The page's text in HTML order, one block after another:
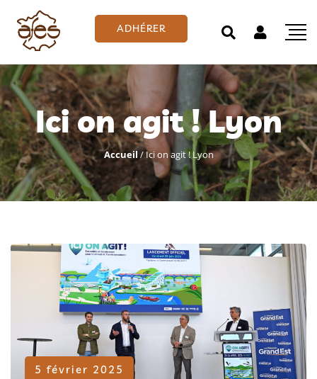
ADHÉRER
Ici on agit ! Lyon
Accueil/Ici on agit ! Lyon
5 février 2025
Adhérent